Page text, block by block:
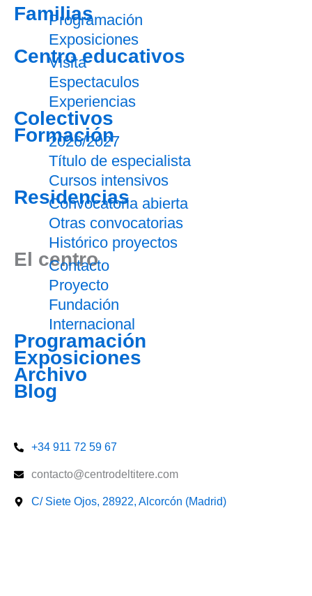
Familias
Programación
Exposiciones
Centro educativos
Visita
Espectaculos
Experiencias
Colectivos
Formación
2026/2027
Título de especialista
Cursos intensivos
Residencias
Convocatoria abierta
Otras convocatorias
Histórico proyectos
El centro
Contacto
Proyecto
Fundación
Internacional
Programación
Exposiciones
Archivo
Blog
+34 911 72 59 67
contacto@centrodeltitere.com
C/ Siete Ojos, 28922, Alcorcón (Madrid)